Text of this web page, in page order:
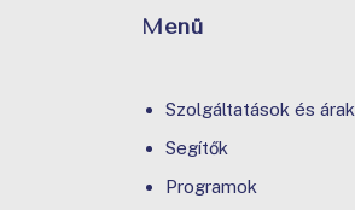
Menü
Szolgáltatások és árak
Segítők
Programok